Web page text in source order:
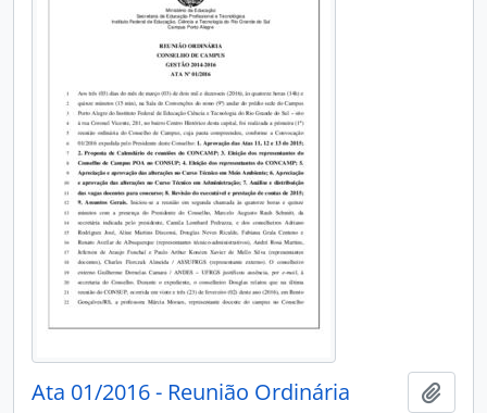
Ata 01/2016 - Reunião Ordinária